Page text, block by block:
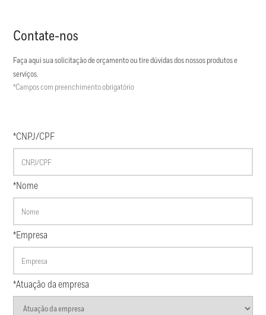
Contate-nos
Faça aqui sua solicitação de orçamento ou tire dúvidas dos nossos produtos e
serviços.
*Campos com preenchimento obrigatório
*CNPJ/CPF
*Nome
*Empresa
*Atuação da empresa